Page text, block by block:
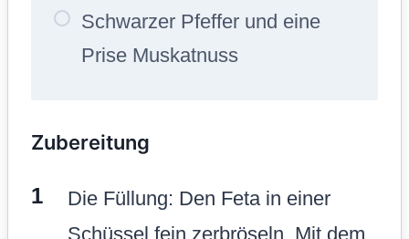
Schwarzer Pfeffer und eine
Prise Muskatnuss
Zubereitung
Die Füllung: Den Feta in einer
Schüssel fein zerbröseln. Mit dem